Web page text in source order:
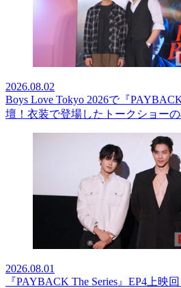
2026.08.02
Boys Love Tokyo 2026で『
壇！衣装で登場したトークショー
2026.08.01
『PAYBACK The Series』EP4上映